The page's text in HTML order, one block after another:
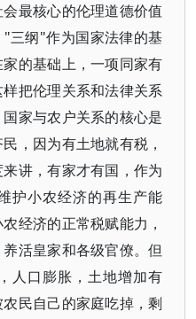
最核心的伦理道德价值
三纲"作为国家法律的基
的基础上，一项同家有
把伦理关系和法律关系
家与农户关系的核心是
，因为有土地就有税，
讲，有家才有国，作为
护小农经济的再生产能
经济的正常税赋能力，
活皇家和各级官僚。但
人口膨胀，土地增加有
民自己的家庭吃掉，剩